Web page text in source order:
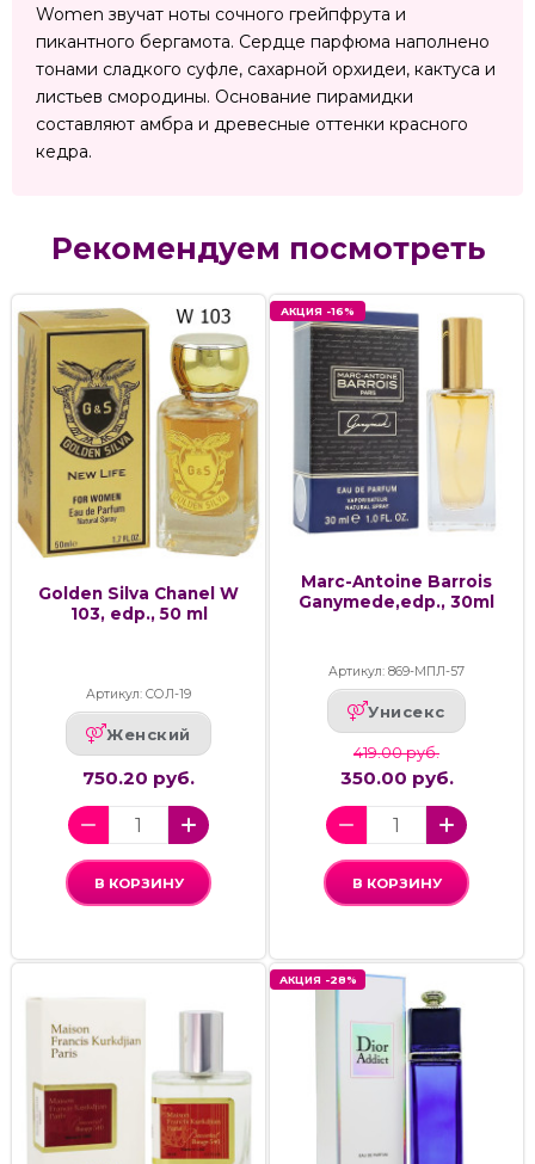
Women звучат ноты сочного грейпфрута и
пикантного бергамота. Сердце парфюма наполнено
тонами сладкого суфле, сахарной орхидеи, кактуса и
листьев смородины. Основание пирамидки
составляют амбра и древесные оттенки красного
кедра.
Рекомендуем посмотреть
Golden Silva Chanel W
103, edp., 50 ml
Артикул: СОЛ-19
Женский
750.20 руб.
В КОРЗИНУ
АКЦИЯ -16%
Marc-Antoine Barrois
Ganymede,edp., 30ml
Артикул: 869-МПЛ-57
Унисекс
419.00 руб.
350.00 руб.
В КОРЗИНУ
АКЦИЯ -28%